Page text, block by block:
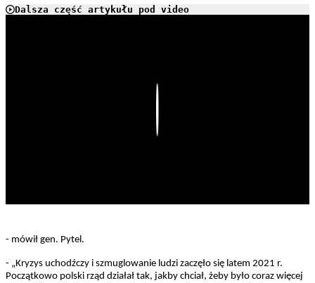
Dalsza część artykułu pod video
- mówił gen. Pytel.
- „Kryzys uchodźczy i szmuglowanie ludzi zaczęło się latem 2021 r.
Początkowo polski rząd działał tak, jakby chciał, żeby było coraz więcej